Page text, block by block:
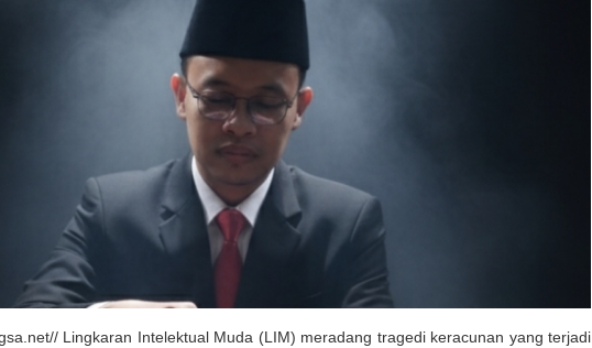
Lingkaran Intelektual Muda (LIM) meradang tragedi keracunan yang terjadi